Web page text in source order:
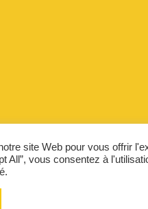
site Web pour vous offrir
All”, vous consentez à